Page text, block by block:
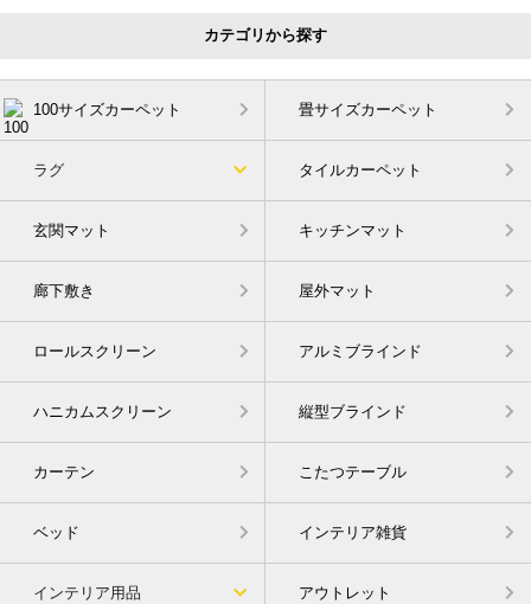
カテゴリから探す
100サイズカーペット 畳サイズカーペット
ラグ タイルカーペット
玄関マット キッチンマット
廊下敷き 屋外マット
ロールスクリーン アルミブラインド
ハニカムスクリーン 縦型ブラインド
カーテン こたつテーブル
ベッド インテリア雑貨
インテリア用品 アウトレット